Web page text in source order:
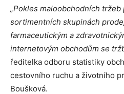
„Pokles maloobchodních tržeb
sortimentních skupinách
farmaceutickým a
internetovým obchodům se
ředitelka odboru statistiky
cestovního ruchu a životního
Boušková.